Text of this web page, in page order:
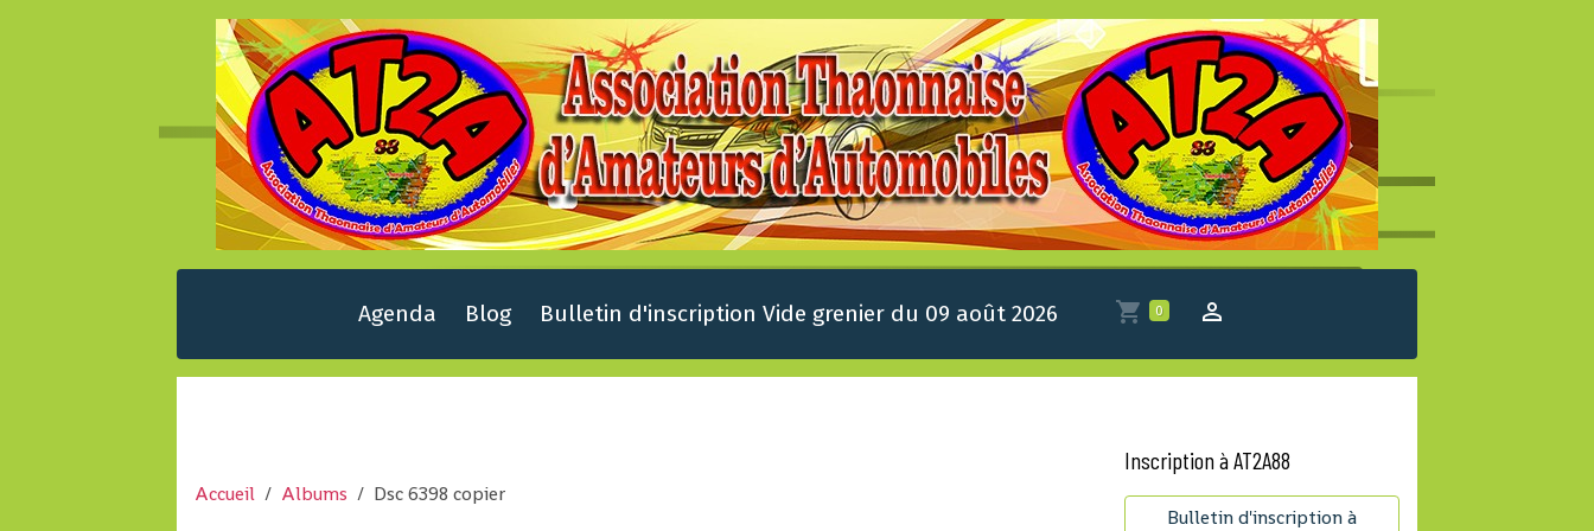
Agenda Blog Bulletin d'inscription Vide grenier du 09 août 2026 0
Accueil Albums Dsc 6398 copier
Inscription à AT2A88
Bulletin d'inscription à